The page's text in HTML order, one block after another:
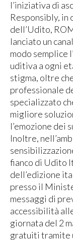
l’iniziativa di
Responsibly, in
dell’Udito,
lanciato un
modo semplice
uditiva a ogni
stigma, oltre
professionale
specializzato
migliore
l’emozione dei
Inoltre,
fianco di Udito
dell’edizione
presso il
messaggi di
accessibilità
giornata del 2
gratuiti tramite